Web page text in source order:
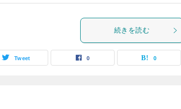
続きを読む
Tweet 0 0